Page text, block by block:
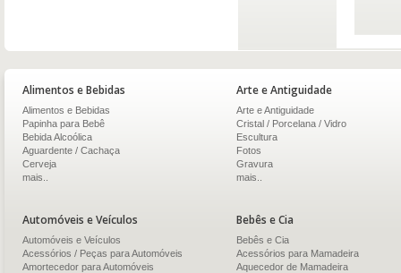
Alimentos e Bebidas
Alimentos e Bebidas
Papinha para Bebê
Bebida Alcoólica
Aguardente / Cachaça
Cerveja
mais..
Arte e Antiguidade
Arte e Antiguidade
Cristal / Porcelana / Vidro
Escultura
Fotos
Gravura
mais..
Automóveis e Veículos
Automóveis e Veículos
Acessórios / Peças para Automóveis
Amortecedor para Automóveis
Bebês e Cia
Bebês e Cia
Acessórios para Mamadeira
Aquecedor de Mamadeira